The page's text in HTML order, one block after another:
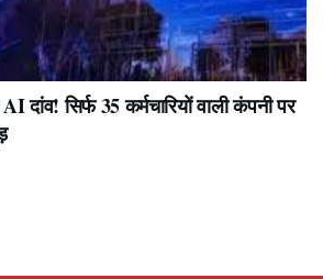
दांव! सिर्फ 35 कर्मचारियों वाली कंपनी पर